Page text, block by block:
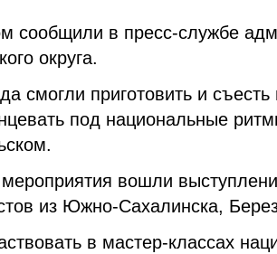
сообщили в пресс-службе
округа.
смогли приготовить и
под национальные
вошли
из Южно-Сахалинска,
в мастер-классах